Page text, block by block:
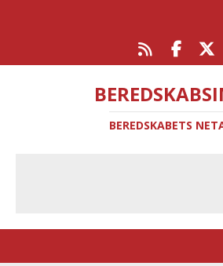
BEREDSKABETS